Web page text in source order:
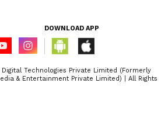
DOWNLOAD APP
Technologies Private Limited (Formerly
& Entertainment Private Limited) | All Rights